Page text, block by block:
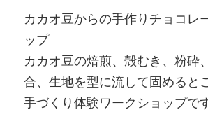
カカオ豆からの手作りチョコレ
ップ
カカオ豆の焙煎、殻むき、粉砕
合、生地を型に流して固めると
手づくり体験ワークショップです